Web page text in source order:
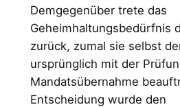
Demgegenüber trete das
Geheimhaltungsbedürfnis
zurück, zumal sie selbst
ursprünglich mit der
Mandatsübernahme
Entscheidung wurde den